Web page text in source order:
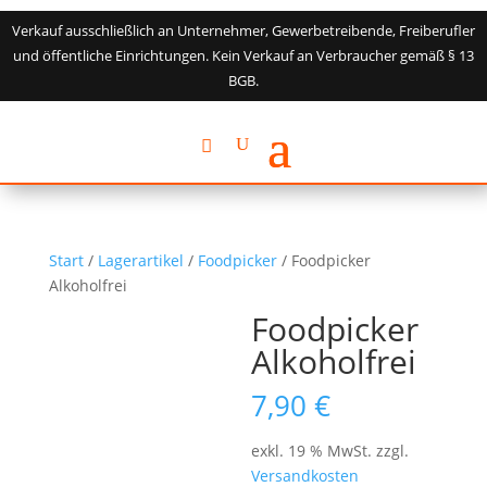
Verkauf ausschließlich an Unternehmer, Gewerbetreibende, Freiberufler
und öffentliche Einrichtungen. Kein Verkauf an Verbraucher gemäß § 13
BGB.
Start/ Lagerartikel / Foodpicker/ Foodpicker
Alkoholfrei
Foodpicker
Alkoholfrei
7,90€
exkl. 19 % MwSt. zzgl.
Versandkosten